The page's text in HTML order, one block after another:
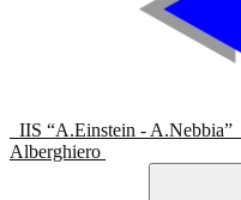
IIS “A.Einstein - A.Nebbia”
Alberghiero